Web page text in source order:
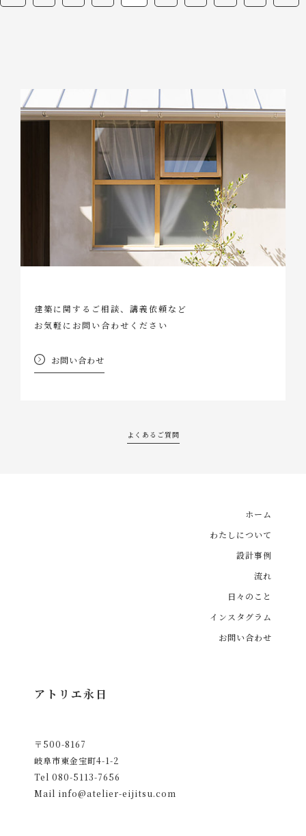
建築に関するご相談、講義依頼など
お気軽にお問い合わせください
お問い合わせ
よくあるご質問
アトリエ永日
〒500-8167
岐阜市東金宝町4-1-2
Tel 080-5113-7656
Mail info@atelier-eijitsu.com
ホーム
わたしについて
設計事例
流れ
日々のこと
インスタグラム
お問い合わせ